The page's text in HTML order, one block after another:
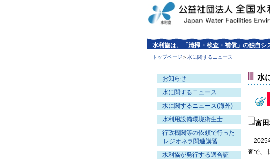
水利協は、「清掃・検査・補償」の独自シ
トップページ ＞水に関するニュース
お知らせ
水に関するニュース
水に関するニュース(海外)
水利用設備環境衛生士
行政機関等の依頼で行った
レジオネラ関連講習
水利協が発行する適合証
水
富
2025
査で、